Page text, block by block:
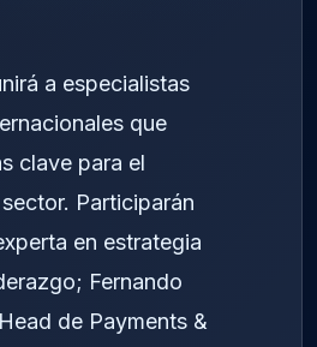
a especialistas
que
clave para el
Participarán
en estrategia
Fernando
de Payments &